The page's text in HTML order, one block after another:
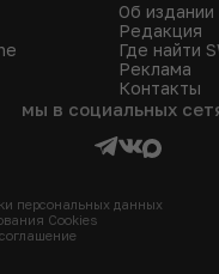
Об издании
Редакция
Где найти
Реклама
Контакты
мы в социальных
персональных данных
Сookies